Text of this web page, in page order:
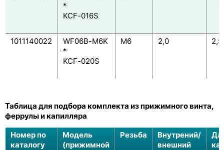
*
KCF-016S
1011140022
WF06B-M6K
*
KCF-020S
M6 2,0
Таблица для подбора комплекта из прижимного винта,
феррулы и капилляра
Номер по
каталогу
Модель
(прижимной
Резьба
Внутрений/
внешний